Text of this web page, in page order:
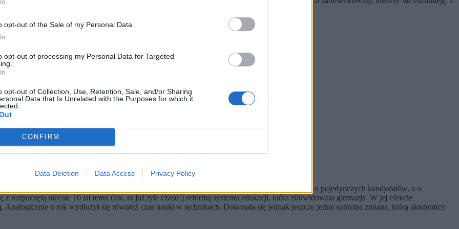
opt-out of the Sale of my Personal Data.
opt-out of processing my Personal Data for Targeted
opt-out of Collection, Use, Retention, Sale, and/or Sharing
Data that Is Unrelated with the Purposes for which it
CONFIRM
Data Deletion Data Access Privacy Policy
w polskich szkołach jest fikcją
zaczęli gorzej sobie radzić z matematyką rozszerzoną na maturze?
Przecież nie chodzi o pojedynczych kandydatów, a o
rozpoczętą niecałe 10 lat temu (tak, to już tyle czasu!) reformą systemu edukacji, która zlikwidowała gimnazja. W jej efekcie
Analogicznie o rok wydłużył się również czas nauki w technikach. Dokonała się jednak jeszcze jedna subtelna zmiana, którą akademicy